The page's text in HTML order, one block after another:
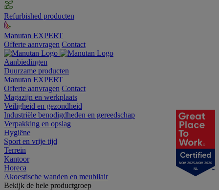
Refurbished producten
Manutan EXPERT
Offerte aanvragen Contact
Aanbiedingen
Duurzame producten
Manutan EXPERT
Offerte aanvragen Contact
Magazijn en werkplaats
Veiligheid en gezondheid
Industriële benodigdheden en gereedschap
Verpakking en opslag
Hygiëne
Sport en vrije tijd
Terrein
Kantoor
Horeca
Akoestische wanden en meubilair
Bekijk de hele productgroep
NOV 2025-NOV 2026
NL